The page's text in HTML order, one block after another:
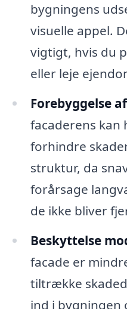
bygningens
visuelle appel.
vigtigt, hvis du
eller leje
Forebyggelse
facaderens kan
forhindre
struktur, da
forårsage
de ikke bliver
Beskyttelse
facade er
tiltrække
ind i bygningen